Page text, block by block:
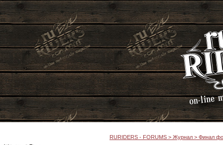
RURIDERS - FORUMS > Журнал > Финал